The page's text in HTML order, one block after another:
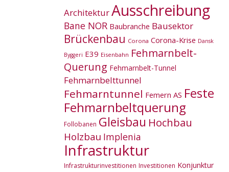
ArchitekturAusschreibung
Bane NOR Baubranche Bausektor
Brückenbau Corona Corona-Krise Dansk
Byggeri E39 Eisenbahn Fehmarnbelt-
Querung Fehmarnbelt-Tunnel
Fehmarnbelttunnel
Fehmarntunnel Femern AS Feste
Fehmarnbeltquerung
Follobanen Gleisbau Hochbau
Holzbau Implenia
Infrastruktur
Infrastrukturinvestitionen Investitionen Konjunktur